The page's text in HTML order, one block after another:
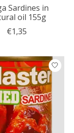
Sardines in
oil 155g
€1,35